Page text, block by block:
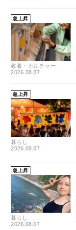
急上昇
教養・カルチャー
2026.08.07
急上昇
暮らし
2026.08.07
急上昇
暮らし
2026.08.07